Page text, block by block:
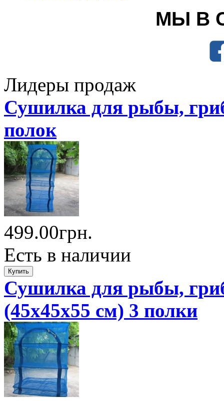
МЫ В
Лидеры продаж
Сушилка для рыбы,
полок
499.00грн.
Есть в наличии
Сушилка для рыбы,
(45x45x55 см) 3 полки